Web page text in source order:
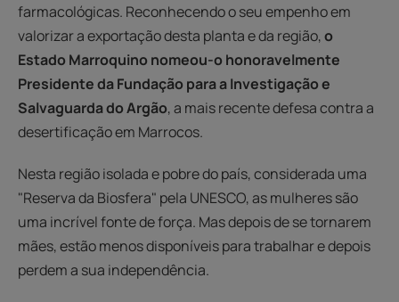
farmacológicas. Reconhecendo o seu empenho em
valorizar a exportação desta planta e da região,o
Estado Marroquino nomeou-o honoravelmente
Presidente da Fundação para a Investigação e
Salvaguarda do Argão, a mais recente defesa contra a
desertificação em Marrocos.
Nesta região isolada e pobre do país, considerada uma
"Reserva da Biosfera" pela UNESCO, as mulheres são
uma incrível fonte de força. Mas depois de se tornarem
mães, estão menos disponíveis para trabalhar e depois
perdem a sua independência.